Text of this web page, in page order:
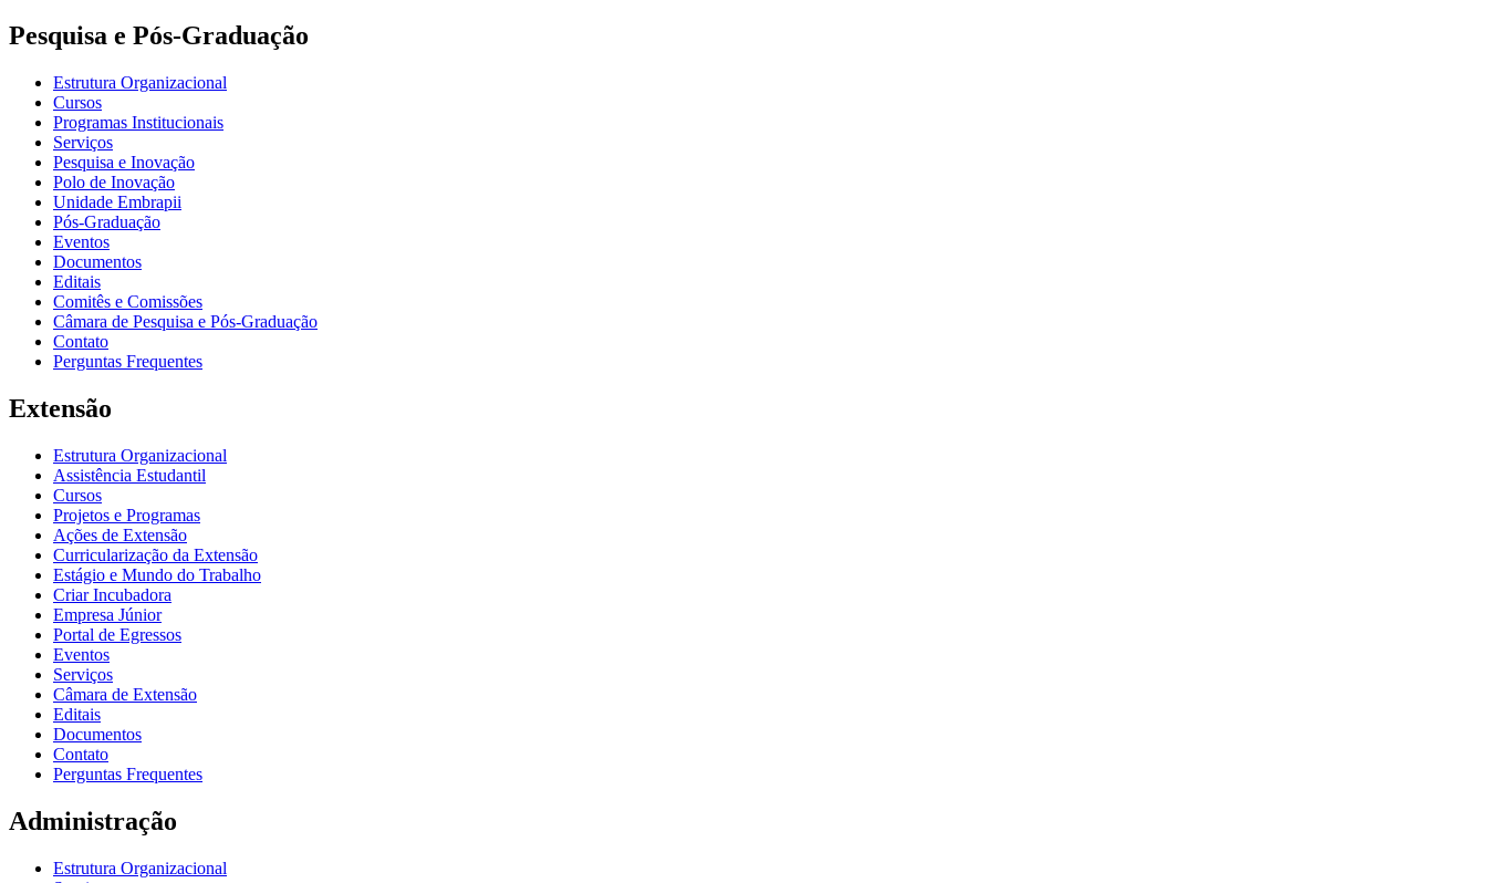
Pesquisa e Pós-Graduação
Estrutura Organizacional
Cursos
Programas Institucionais
Serviços
Pesquisa e Inovação
Polo de Inovação
Unidade Embrapii
Pós-Graduação
Eventos
Documentos
Editais
Comitês e Comissões
Câmara de Pesquisa e Pós-Graduação
Contato
Perguntas Frequentes
Extensão
Estrutura Organizacional
Assistência Estudantil
Cursos
Projetos e Programas
Ações de Extensão
Curricularização da Extensão
Estágio e Mundo do Trabalho
Criar Incubadora
Empresa Júnior
Portal de Egressos
Eventos
Serviços
Câmara de Extensão
Editais
Documentos
Contato
Perguntas Frequentes
Administração
Estrutura Organizacional